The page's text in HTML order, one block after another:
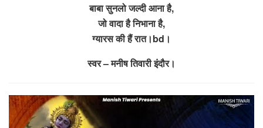
बाबा सुनलो जल्दी आना है,
जो वादा है निभाना है,
ग्यारस की हैं रात।bd।
स्वर – मनीष तिवारी इंदौर।